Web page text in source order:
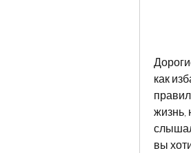
как
жизнь,
вы